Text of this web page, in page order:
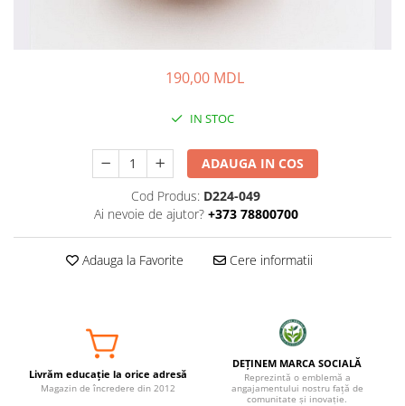
190,00 MDL
IN STOC
ADAUGA IN COS
Cod Produs: D224-049
Ai nevoie de ajutor? +373 78800700
Adauga la Favorite Cere informatii
Livrăm educație la orice adresă
Magazin de încredere din 2012
DEȚINEM MARCA SOCIALĂ
Reprezintă o emblemă a
angajamentului nostru față de
comunitate și inovație.